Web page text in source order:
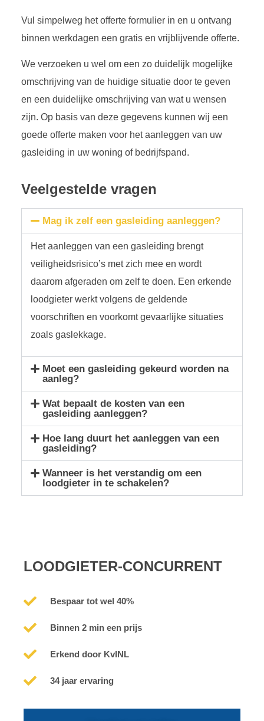
Vul simpelweg het offerte formulier in en u ontvang
binnen werkdagen een gratis en vrijblijvende offerte.
We verzoeken u wel om een zo duidelijk mogelijke
omschrijving van de huidige situatie door te geven
en een duidelijke omschrijving van wat u wensen
zijn. Op basis van deze gegevens kunnen wij een
goede offerte maken voor het aanleggen van uw
gasleiding in uw woning of bedrijfspand.
Veelgestelde vragen
Mag ik zelf een gasleiding aanleggen?
Het aanleggen van een gasleiding brengt
veiligheidsrisico’s met zich mee en wordt
daarom afgeraden om zelf te doen. Een erkende
loodgieter werkt volgens de geldende
voorschriften en voorkomt gevaarlijke situaties
zoals gaslekkage.
Moet een gasleiding gekeurd worden na
aanleg?
Wat bepaalt de kosten van een
gasleiding aanleggen?
Hoe lang duurt het aanleggen van een
gasleiding?
Wanneer is het verstandig om een
loodgieter in te schakelen?
LOODGIETER-CONCURRENT
Bespaar tot wel 40%
Binnen 2 min een prijs
Erkend door KvINL
34 jaar ervaring